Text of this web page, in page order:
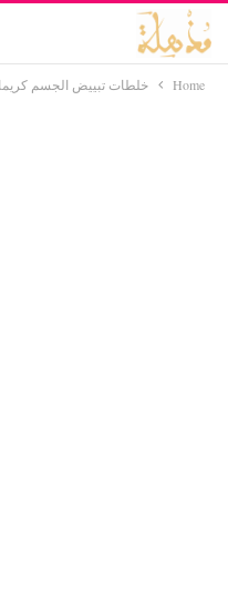
Home خلطات تبييض الجسم